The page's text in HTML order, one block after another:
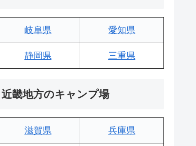
岐阜県 愛知県
静岡県 三重県
近畿地方のキャンプ場
滋賀県 兵庫県